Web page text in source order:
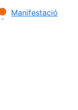
Manifestació